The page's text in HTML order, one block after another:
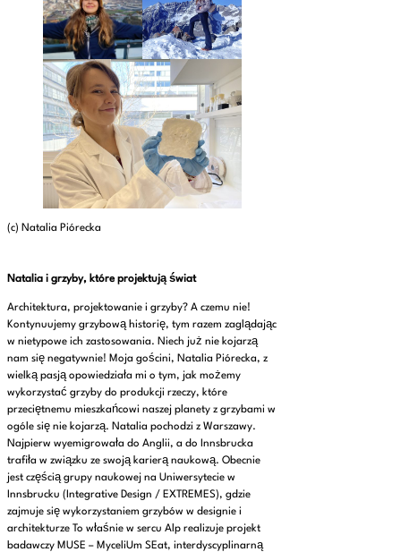
(c) Natalia Piórecka
Natalia i grzyby, które projektują świat
Architektura, projektowanie i grzyby? A czemu nie!
Kontynuujemy grzybową historię, tym razem zaglądając
w nietypowe ich zastosowania. Niech już nie kojarzą
nam się negatywnie! Moja gościni, Natalia Piórecka, z
wielką pasją opowiedziała mi o tym, jak możemy
wykorzystać grzyby do produkcji rzeczy, które
przeciętnemu mieszkańcowi naszej planety z grzybami w
ogóle się nie kojarzą. Natalia pochodzi z Warszawy.
Najpierw wyemigrowała do Anglii, a do Innsbrucka
trafiła w związku ze swoją karierą naukową. Obecnie
jest częścią grupy naukowej na Uniwersytecie w
Innsbrucku (Integrative Design / EXTREMES), gdzie
zajmuje się wykorzystaniem grzybów w designie i
architekturze To właśnie w sercu Alp realizuje projekt
badawczy MUSE – MyceliUm SEat, interdyscyplinarną